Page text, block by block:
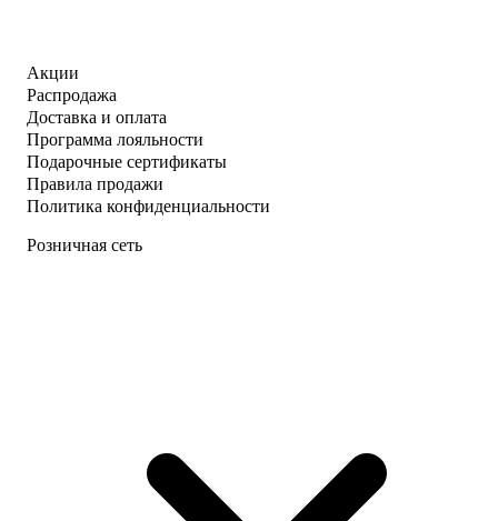
Акции
Распродажа
Доставка и оплата
Программа лояльности
Подарочные сертификаты
Правила продажи
Политика конфиденциальности
Розничная сеть